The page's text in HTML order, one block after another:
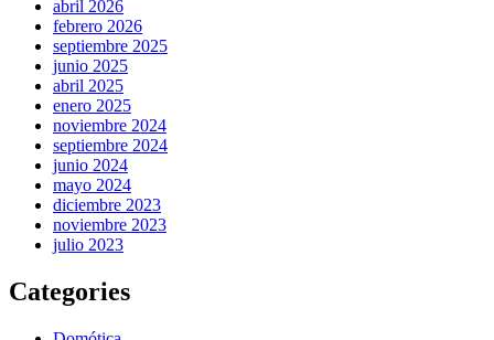
abril 2026
febrero 2026
septiembre 2025
junio 2025
abril 2025
enero 2025
noviembre 2024
septiembre 2024
junio 2024
mayo 2024
diciembre 2023
noviembre 2023
julio 2023
Categories